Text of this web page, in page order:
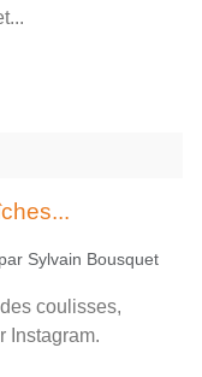
par Sylvain Bousquet
coulisses,
Instagram.